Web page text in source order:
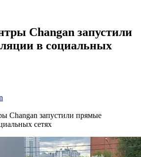
Changan запустили
в социальных
Changan запустили прямые
сетях